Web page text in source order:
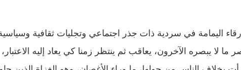
اليمامة في سردية ذات جذر اجتماعي وتجليات ثقافية
ما لا يبصره الآخرون، يعاقب ثم ينتظر زمنا كي يعاد إليه الاعتبار،